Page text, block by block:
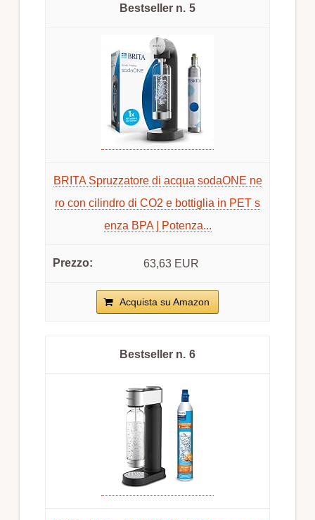
5
BRITA Spruzzatore di acqua sodaONE ne
ro con cilindro di CO2 e bottiglia in PET s
enza BPA | Potenza...
63,63 EUR
Acquista su Amazon
6